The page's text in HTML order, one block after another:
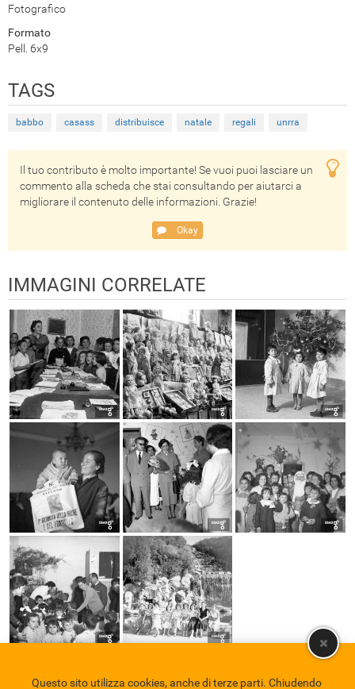
Fotografico
Formato
Pell. 6x9
TAGS
babbo casass distribuisce natale regali unrra
Il tuo contributo è molto importante! Se vuoi puoi lasciare un
commento alla scheda che stai consultando per aiutarci a
migliorare il contenuto delle informazioni. Grazie!
Okay
IMMAGINI CORRELATE
Questo sito utilizza cookies, anche di terze parti. Chiudendo